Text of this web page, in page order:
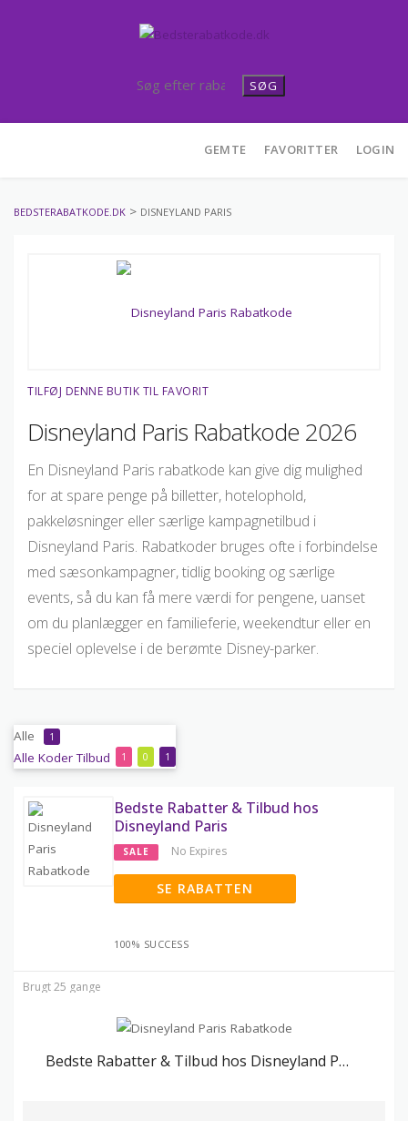
SØG
GEMTE FAVORITTER LOGIN
BEDSTERABATKODE.DK > DISNEYLAND PARIS
TILFØJ DENNE BUTIK TIL FAVORIT
Disneyland Paris Rabatkode 2026
En Disneyland Paris rabatkode kan give dig mulighed
for at spare penge på billetter, hotelophold,
pakkeløsninger eller særlige kampagnetilbud i
Disneyland Paris. Rabatkoder bruges ofte i forbindelse
med sæsonkampagner, tidlig booking og særlige
events, så du kan få mere værdi for pengene, uanset
om du planlægger en familieferie, weekendtur eller en
speciel oplevelse i de berømte Disney-parker.
Alle 1
Alle 1
Koder 0
Tilbud 1
Bedste Rabatter & Tilbud hos
Disneyland Paris
SALE No Expires
SE RABATTEN
100% SUCCESS
Brugt 25 gange
Bedste Rabatter & Tilbud hos Disneyland Paris